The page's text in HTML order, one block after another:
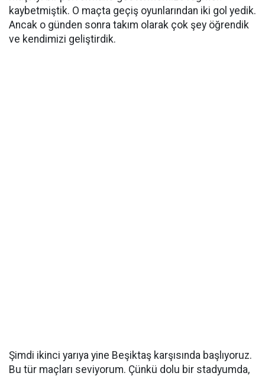
kaybetmiştik. O maçta geçiş oyunlarından iki gol yedik.
Ancak o günden sonra takım olarak çok şey öğrendik
ve kendimizi geliştirdik.
Şimdi ikinci yarıya yine Beşiktaş karşısında başlıyoruz.
Bu tür maçları seviyorum. Çünkü dolu bir stadyumda,